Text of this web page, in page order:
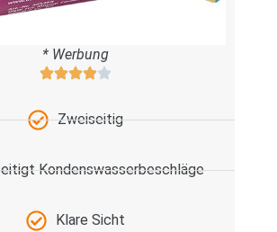
* Werbung
Zweiseitig
Kondenswasserbeschläge
Klare Sicht